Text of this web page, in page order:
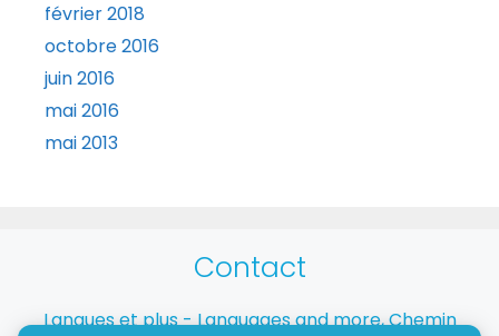
février 2018
octobre 2016
juin 2016
mai 2016
mai 2013
Contact
Langues et plus - Languages and more, Chemin